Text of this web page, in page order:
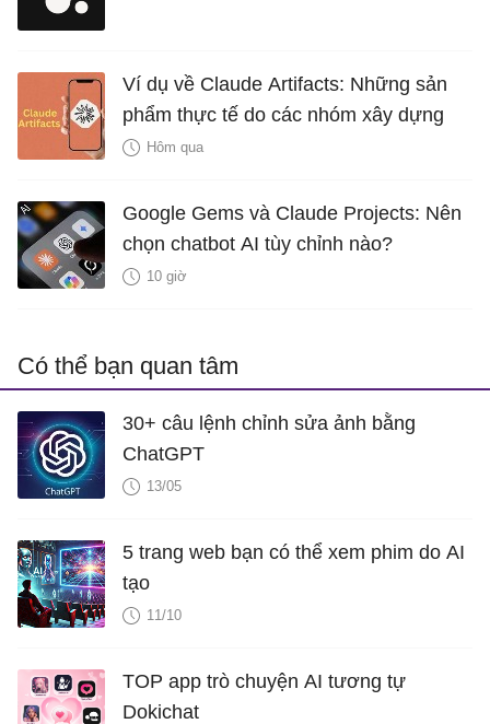
Ví dụ về Claude Artifacts: Những sản
phẩm thực tế do các nhóm xây dựng
Hôm qua
Google Gems và Claude Projects: Nên
chọn chatbot AI tùy chỉnh nào?
10 giờ
Có thể bạn quan tâm
30+ câu lệnh chỉnh sửa ảnh bằng
ChatGPT
13/05
5 trang web bạn có thể xem phim do AI
tạo
11/10
TOP app trò chuyện AI tương tự
Dokichat